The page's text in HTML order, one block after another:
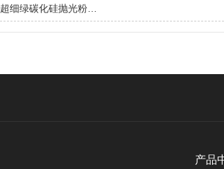
超细绿碳化硅抛光粉…
产品